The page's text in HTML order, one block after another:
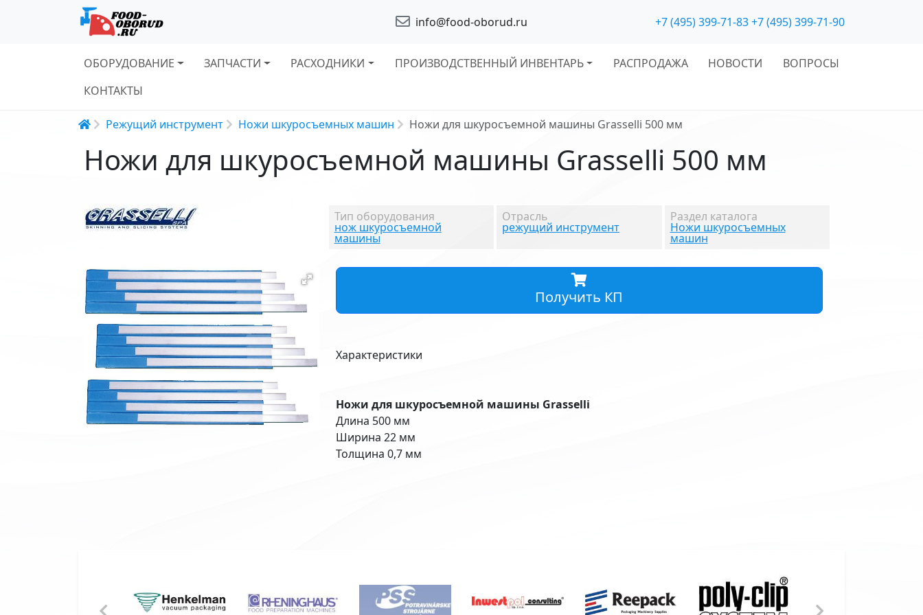
info@food-oborud.ru +7 (495) 399-71-83+7 (495) 399-71-90
Основная навигация
ОБОРУДОВАНИЕ ЗАПЧАСТИ РАСХОДНИКИ ПРОИЗВОДСТВЕННЫЙ ИНВЕНТАРЬ РАСПРОДАЖА НОВОСТИ
ВОПРОСЫ
КОНТАКТЫ
Строка навигации
Режущий инструмент Ножи шкуросъемных машин Ножи для шкуросъемной машины Grasselli 500 мм
Ножи для шкуросъемной машины Grasselli 500 мм
Тип оборудования
нож шкуросъемной
машины
Отрасль
режущий инструмент
Раздел каталога
Ножи шкуросъемных
машин
Получить КП
Характеристики
Ножи для шкуросъемной машины Grasselli
Длина 500 мм
Ширина 22 мм
Толщина 0,7 мм